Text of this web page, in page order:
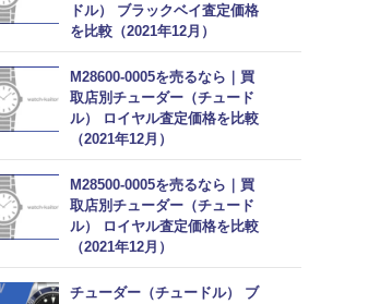
ドル） ブラックベイ査定価格
を比較（2021年12月）
M28600-0005を売るなら｜買
取店別チューダー（チュード
ル） ロイヤル査定価格を比較
（2021年12月）
M28500-0005を売るなら｜買
取店別チューダー（チュード
ル） ロイヤル査定価格を比較
（2021年12月）
チューダー（チュードル） ブ